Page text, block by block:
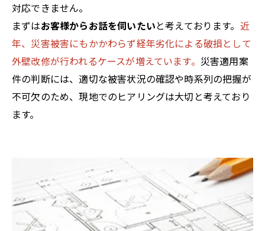
対応できません。
まずはお客様からお話を伺いたいと考えております。 近
年、災害被害にもかかわらず経年劣化による破損として
外壁改修が行われるケースが増えています。 災害適用案
件の判断には、適切な被害状況の確認や時系列の把握が
不可欠のため、現地でのヒアリングは大切と考えており
ます。
お問い合わせはこちら